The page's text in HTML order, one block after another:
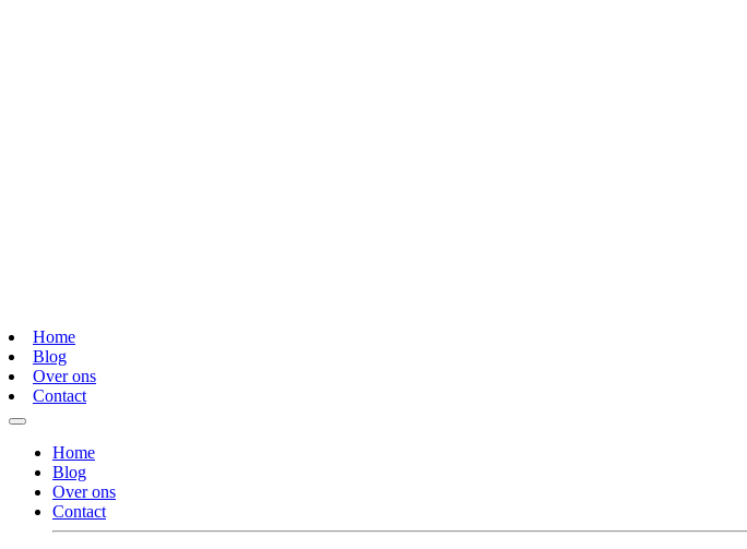
Home
Blog
Over ons
Contact
Home
Blog
Over ons
Contact